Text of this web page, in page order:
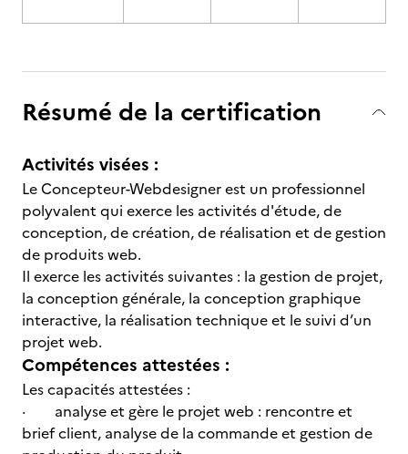
Résumé de la certification
Activités visées :
Le Concepteur-Webdesigner est un professionnel
polyvalent qui exerce les activités d'étude, de
conception, de création, de réalisation et de gestion
de produits web.
Il exerce les activités suivantes : la gestion de projet,
la conception générale, la conception graphique
interactive, la réalisation technique et le suivi d’un
projet web.
Compétences attestées :
Les capacités attestées :
· analyse et gère le projet web : rencontre et
brief client, analyse de la commande et gestion de